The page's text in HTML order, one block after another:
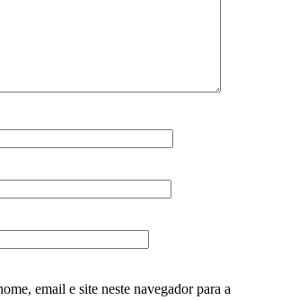
email e site neste navegador para a